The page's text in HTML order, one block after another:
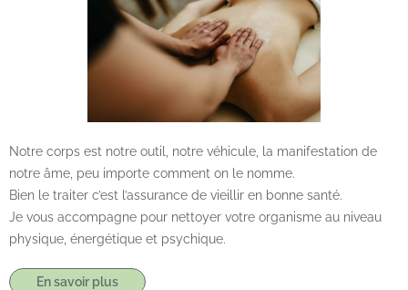
Notre corps est notre outil, notre véhicule, la manifestation de
notre âme, peu importe comment on le nomme.
Bien le traiter c’est l’assurance de vieillir en bonne santé.
Je vous accompagne pour nettoyer votre organisme au niveau
physique, énergétique et psychique.
En savoir plus